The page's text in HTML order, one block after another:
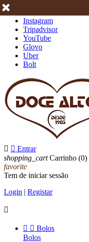
Instagram
Tripadvisor
YouTube
Glovo
Uber
Bolt
  Entrar
shopping_cart Carrinho (0)
favorite
Tem de iniciar sessão
Login | Registar

  Bolos
Bolos